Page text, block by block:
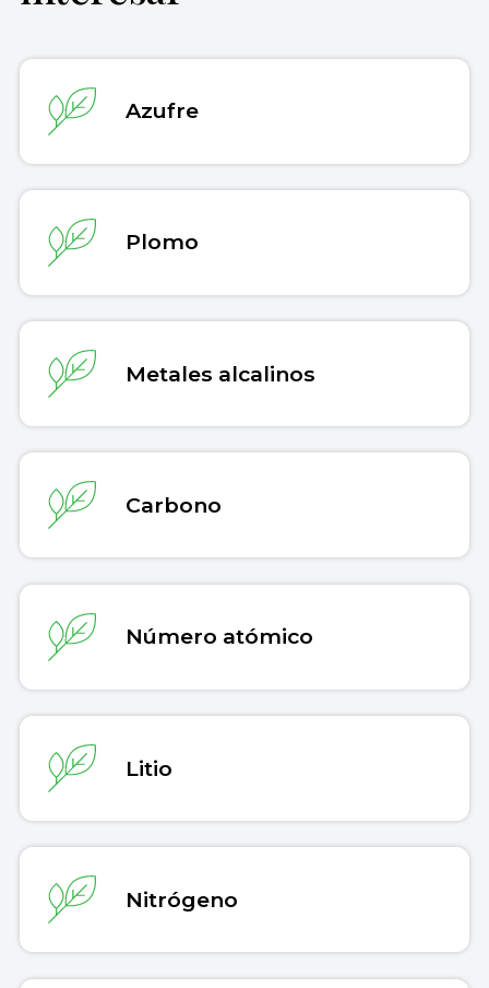
Copiar cita
Azufre
Plomo
Metales alcalinos
Carbono
Número atómico
Litio
Nitrógeno